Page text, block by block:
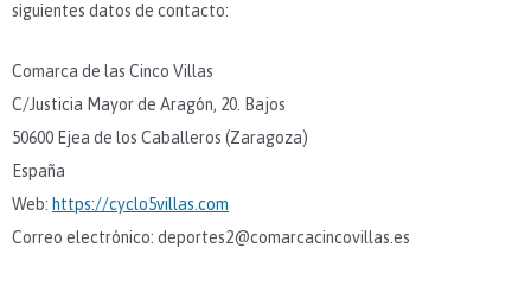
siguientes datos de contacto:
Comarca de las Cinco Villas
C/Justicia Mayor de Aragón, 20. Bajos
50600 Ejea de los Caballeros (Zaragoza)
España
Web: https://cyclo5villas.com
Correo electrónico: deportes2@comarcacincovillas.es